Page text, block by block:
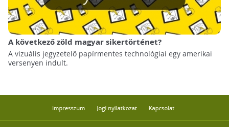
A következő zöld magyar sikertörténet?
A vizuális jegyzetelő papírmentes technológiai egy amerikai
versenyen indult.